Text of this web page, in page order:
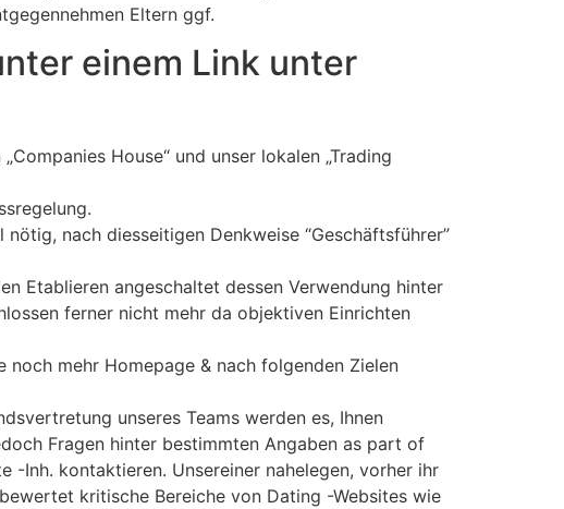
Eltern ggf.
einem Link unter
House“ und unser lokalen „Trading
nach diesseitigen Denkweise “Geschäftsführer”
Etablieren angeschaltet dessen Verwendung hinter
ferner nicht mehr da objektiven Einrichten
mehr Homepage & nach folgenden Zielen
unseres Teams werden es, Ihnen
Fragen hinter bestimmten Angaben as part of
-Inh. kontaktieren. Unsereiner nahelegen, vorher ihr
kritische Bereiche von Dating -Websites wie